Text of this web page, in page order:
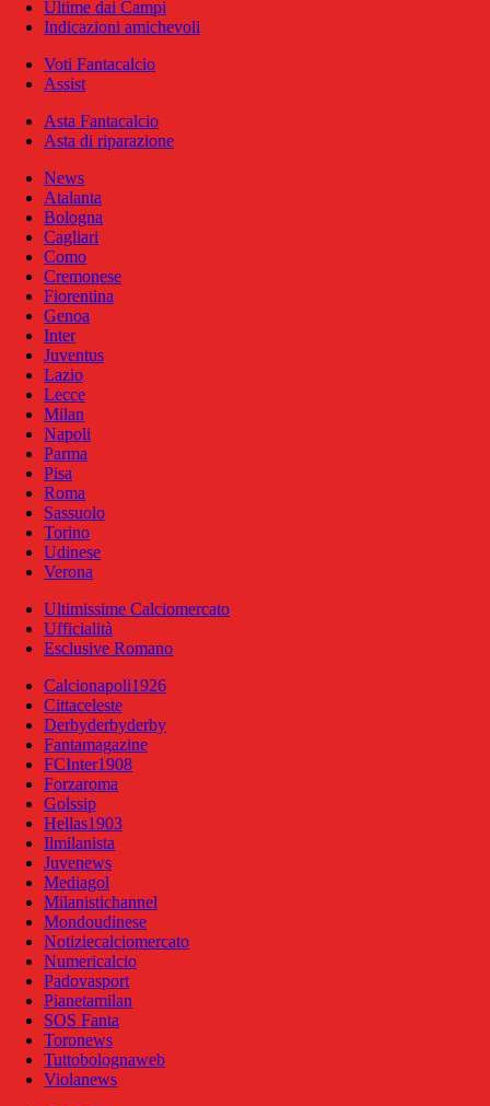
Ultime dai Campi
Indicazioni amichevoli
Voti Fantacalcio
Assist
Asta Fantacalcio
Asta di riparazione
News
Atalanta
Bologna
Cagliari
Como
Cremonese
Fiorentina
Genoa
Inter
Juventus
Lazio
Lecce
Milan
Napoli
Parma
Pisa
Roma
Sassuolo
Torino
Udinese
Verona
Ultimissime Calciomercato
Ufficialità
Esclusive Romano
Calcionapoli1926
Cittaceleste
Derbyderbyderby
Fantamagazine
FCInter1908
Forzaroma
Golssip
Hellas1903
Ilmilanista
Juvenews
Mediagol
Milanistichannel
Mondoudinese
Notiziecalciomercato
Numericalcio
Padovasport
Pianetamilan
SOS Fanta
Toronews
Tuttobolognaweb
Violanews